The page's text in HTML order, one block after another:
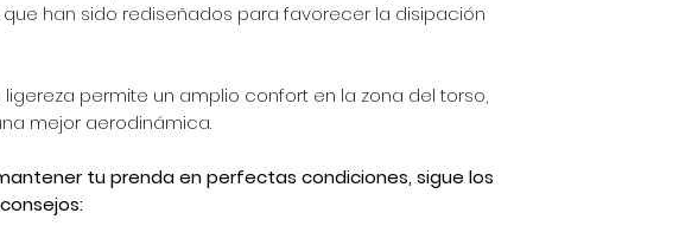
han sido rediseñados para favorecer la disipación
ligereza permite un amplio confort en la zona del torso,
mejor aerodinámica.
tu prenda en perfectas condiciones, sigue los